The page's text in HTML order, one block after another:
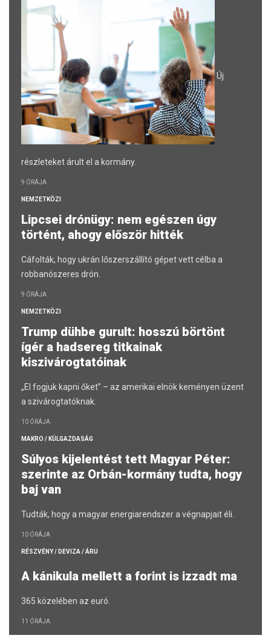
Új
részleteket árult el a kormány.
9 ÓRÁJA
NEMZETKÖZI
Lipcsei drónügy: nem egészen úgy
történt, ahogy először hitték
Cáfolták, hogy ukrán lőszerszállító gépet vett célba a
robbanószeres drón.
9 ÓRÁJA
NEMZETKÖZI
Trump dühbe gurult: hosszú börtönt
ígér a hadsereg titkainak
kiszivárogtatóinak
„El fogjuk kapni őket” – az amerikai elnök keményen üzent
a szivárogtatóknak.
10 ÓRÁJA
MAKRO / KÜLGAZDASÁG
Súlyos kijelentést tett Magyar Péter:
szerinte az Orbán-kormány tudta, hogy
baj van
Tudták, hogy a magyar energiarendszer a végnapjait éli.
10 ÓRÁJA
RÉSZVÉNY / DEVIZA / ÁRU
A kánikula mellett a forint is izzadt ma
365 közelében az euró.
11 ÓRÁJA